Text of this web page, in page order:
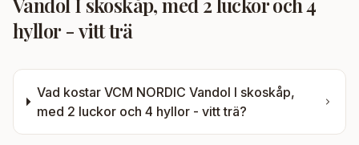
hyllor - vitt trä
Vad kostar VCM NORDIC Vandol I skoskåp,
med 2 luckor och 4 hyllor - vitt trä?